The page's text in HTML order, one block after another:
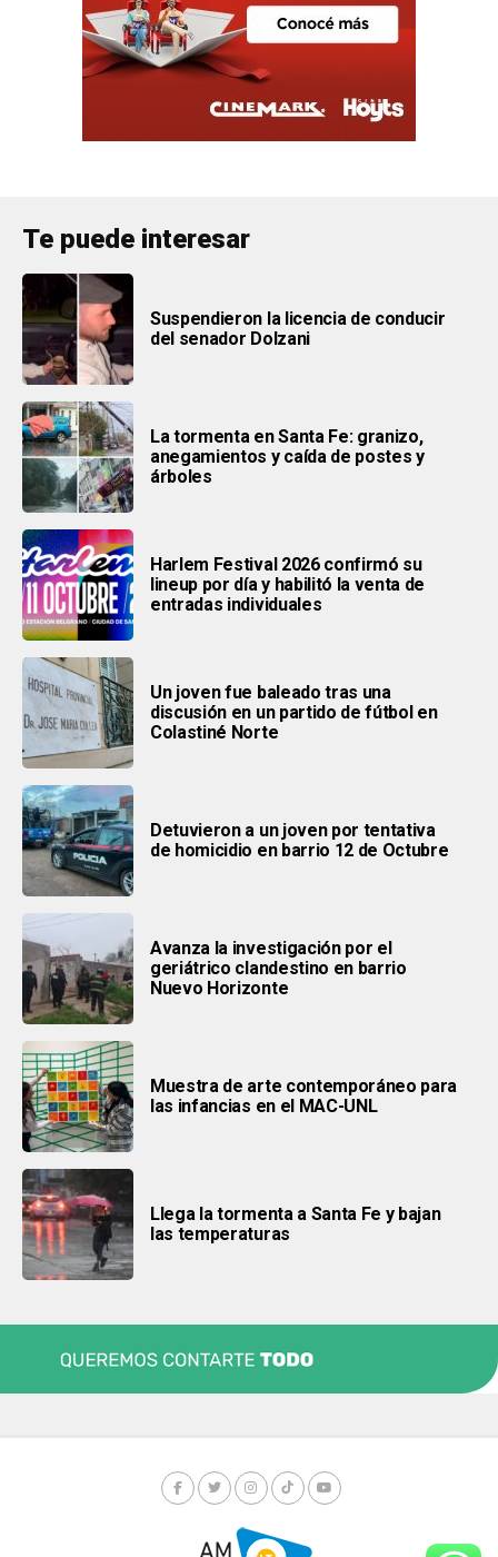
Te puede interesar
Suspendieron la licencia de conducir
del senador Dolzani
La tormenta en Santa Fe: granizo,
anegamientos y caída de postes y
árboles
Harlem Festival 2026 confirmó su
lineup por día y habilitó la venta de
entradas individuales
Un joven fue baleado tras una
discusión en un partido de fútbol en
Colastiné Norte
Detuvieron a un joven por tentativa
de homicidio en barrio 12 de Octubre
Avanza la investigación por el
geriátrico clandestino en barrio
Nuevo Horizonte
Muestra de arte contemporáneo para
las infancias en el MAC-UNL
Llega la tormenta a Santa Fe y bajan
las temperaturas